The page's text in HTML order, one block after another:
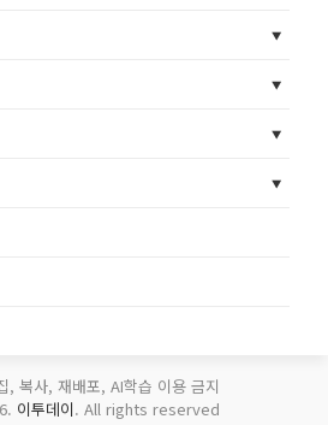
, 복사, 재배포, AI학습 이용 금지
이투데이. All rights reserved